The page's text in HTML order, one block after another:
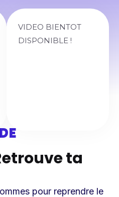
VIDEO BIENTOT
DISPONIBLE !
ta
pour reprendre le